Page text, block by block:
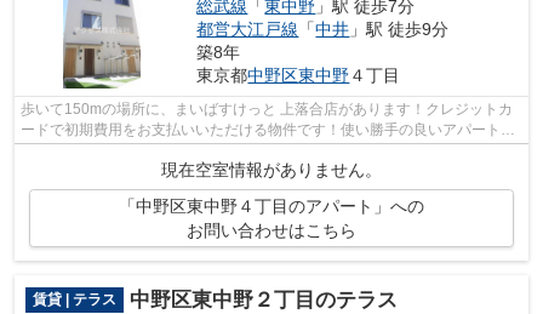
総武線 「東中野 」駅 徒歩7分
都営大江戸線 「中井 」駅 徒歩9分
築8年
東京都中野区東中野４丁目
歩いて150mの場所に、まいばすけっと 上落合店があります！クレジットカ
ードで初期費用をお支払いいただける物件です！使い勝手の良いアパートで
イチオシの物件です！ご利用可能な駅が...
現在空室情報がありません。
「中野区東中野４丁目のアパート」への
お問い合わせはこちら
賃貸 | テラス 中野区東中野２丁目のテラス